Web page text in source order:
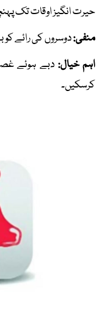
حیرت انگیز اوقات تک
منفی:دوسروں کی رائے
اہم خیال: دبے ہوئے
کرسکیں۔